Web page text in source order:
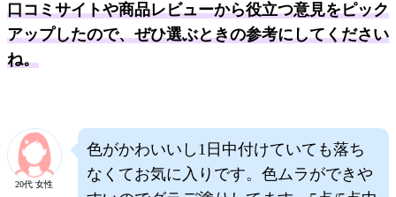
口コミサイトや商品レビューから役立つ意見をピック
アップしたので、ぜひ選ぶときの参考にしてください
ね。
20代 女性
色がかわいいし1日中付けていても落ち
なくてお気に入りです。色ムラができや